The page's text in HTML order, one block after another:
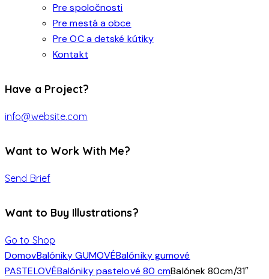
Pre spoločnosti
Pre mestá a obce
Pre OC a detské kútiky
Kontakt
Have a Project?
info@website.com
Want to Work With Me?
Send Brief
Want to Buy Illustrations?
Go to Shop
DomovBalóniky GUMOVÉBalóniky gumové
PASTELOVÉBalóniky pastelové 80 cmBalónek 80cm/31″